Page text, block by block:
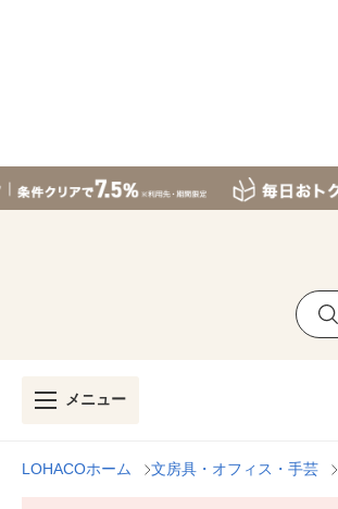
メニュー
LOHACOホーム 文房具・オフィス・手芸